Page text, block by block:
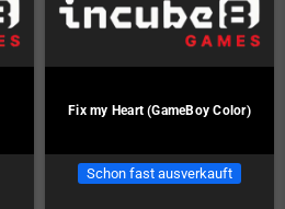
Fix my Heart (GameBoy Color)
Schon fast ausverkauft